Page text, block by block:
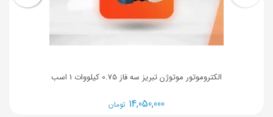
الکتروموتور موتوژن تبریز سه فاز 0.75 کیلووات 1 اسب
14,050,000 تومان